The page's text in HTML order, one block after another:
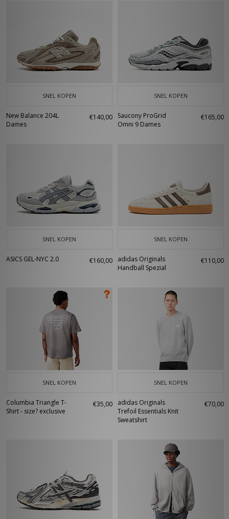
SNEL KOPEN
New Balance 204L
Dames
€140,00
SNEL KOPEN
Saucony ProGrid
Omni 9 Dames
€165,00
SNEL KOPEN
ASICS GEL-NYC 2.0 €160,00
SNEL KOPEN
adidas Originals
Handball Spezial
€110,00
SNEL KOPEN
Columbia Triangle T-
Shirt - size? exclusive
€35,00
SNEL KOPEN
adidas Originals
Trefoil Essentials Knit
Sweatshirt
€70,00